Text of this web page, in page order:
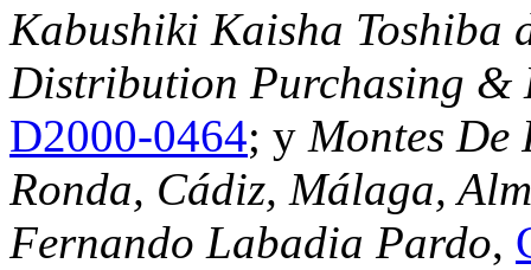
Kabushiki Kaisha Toshiba
Distribution Purchasing &
D2000-0464; y Montes De
Ronda, Cádiz, Málaga,
Fernando Labadia Pardo,